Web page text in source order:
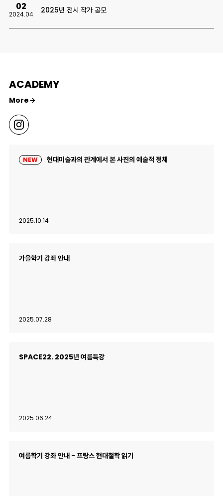
02
2024.04 2025년 전시 작가 공모
ACADEMY
More
NEW 현대미술과의 관계에서 본 사진의 예술적 정체
2025.10.14
가을학기 강좌 안내
2025.07.28
SPACE22. 2025년 여름특강
2025.06.24
여름학기 강좌 안내 - 프랑스 현대철학 읽기